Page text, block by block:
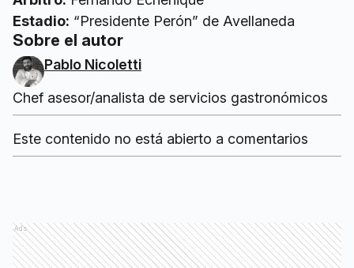
Estadio: “Presidente Perón” de Avellaneda
Sobre el autor
Pablo Nicoletti
Chef asesor/analista de servicios gastronómicos
Este contenido no está abierto a comentarios
Ads